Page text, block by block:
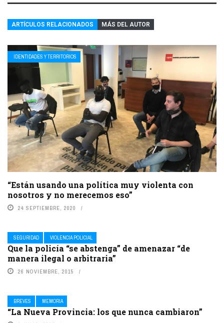
ARTÍCULOS RELACIONADOS MÁS DEL AUTOR
IDENTIDADES Y TERRITORIOS
“Están usando una política muy violenta con
nosotros y no merecemos eso”
24 SEPTIEMBRE, 2020
SEGURIDAD VIOLENCIA POLICIAL
Que la policía “se abstenga” de amenazar “de
manera ilegal o arbitraria”
26 NOVIEMBRE, 2015
BREVES MEMORIA
“La Nueva Provincia: los que nunca cambiaron”